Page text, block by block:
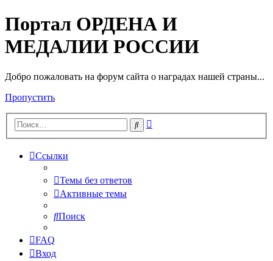
Портал ОРДЕНА И
МЕДАЛИИ РОССИИ
Добро пожаловать на форум сайта о наградах нашей страны...
Пропустить
Поиск
Ссылки
Темы без ответов
Активные темы
Поиск
FAQ
Вход